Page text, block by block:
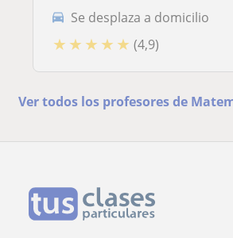
Se desplaza a domicilio
★ ★ ★ ★ ★ (4,9)
Ver todos los profesores de